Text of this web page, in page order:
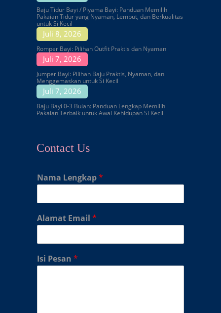
Baju Tidur Bayi / Piyama Bayi: Panduan Memilih
Pakaian Tidur yang Nyaman, Lembut, dan Berkualitas
untuk Si Kecil
Juli 8, 2026
Romper Bayi: Pilihan Outfit Praktis dan Nyaman
Juli 7, 2026
Jumper Bayi: Pilihan Baju Praktis, Nyaman, dan
Menggemaskan untuk Si Kecil
Juli 7, 2026
Baju Bayi 0-3 Bulan: Panduan Lengkap Memilih
Pakaian Terbaik untuk Awal Kehidupan Si Kecil
Contact Us
Nama Lengkap*
Alamat Email *
Isi Pesan *